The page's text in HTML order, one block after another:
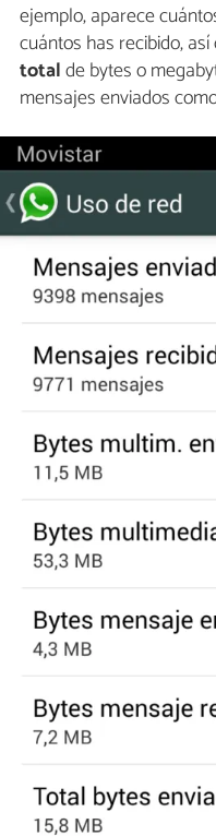
ejemplo, aparece
cuántos has recibido,
totalde bytes o
mensajes enviados